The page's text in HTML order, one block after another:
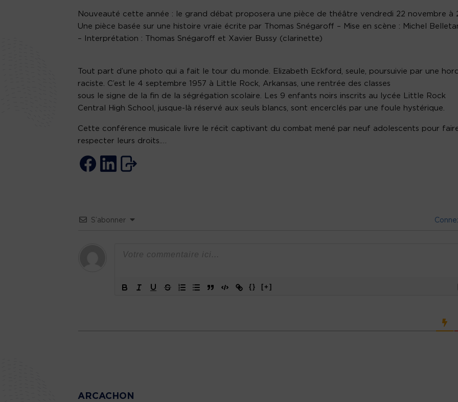
Nouveauté cette année : le grand débat proposera une pièce de théâtre vendredi 22 novembre à
Une pièce basée sur une histoire vraie écrite par Thomas Snégaroff – Mise en scène : Michel
– Interprétation : Thomas Snégaroff et Xavier Bussy (clarinette)
Tout part d’une photo qui a fait le tour du monde. Elizabeth Eckford, seule, poursuivie par une
raciste. C’est le 4 septembre 1957 à Little Rock, Arkansas, une rentrée des classes
sous le signe de la fin de la ségrégation scolaire. Les 9 enfants noirs inscrits au lycée Little Rock
Central High School, jusque-là réservé aux seuls blancs, sont encerclés par une foule hystérique.
Cette conférence musicale livre le récit captivant du combat mené par neuf adolescents pour
respecter leurs droits.…
S’abonner
{} [+]
ARCACHON